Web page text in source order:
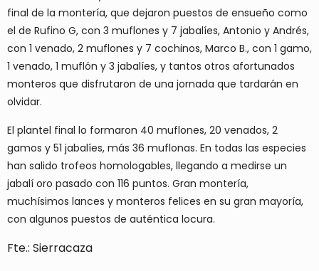
final de la montería, que dejaron puestos de ensueño como
el de Rufino G, con 3 muflones y 7 jabalíes, Antonio y Andrés,
con 1 venado, 2 muflones y 7 cochinos, Marco B., con 1 gamo,
1 venado, 1 muflón y 3 jabalíes, y tantos otros afortunados
monteros que disfrutaron de una jornada que tardarán en
olvidar.
El plantel final lo formaron 40 muflones, 20 venados, 2
gamos y 51 jabalíes, más 36 muflonas. En todas las especies
han salido trofeos homologables, llegando a medirse un
jabalí oro pasado con 116 puntos. Gran montería,
muchísimos lances y monteros felices en su gran mayoría,
con algunos puestos de auténtica locura.
Fte.: Sierracaza